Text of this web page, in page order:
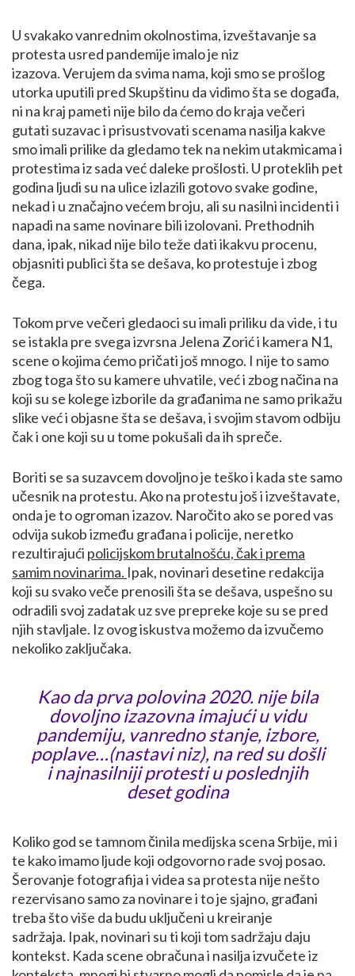
U svakako vanrednim okolnostima, izveštavanje sa
protesta usred pandemije imalo je niz
izazova.Verujem da svima nama, koji smo se prošlog
utorka uputili pred Skupštinu da vidimo šta se događa,
ni na kraj pameti nije bilo da ćemo do kraja večeri
gutati suzavac i prisustvovati scenama nasilja kakve
smo imali prilike da gledamo tek na nekim utakmicama i
protestima iz sada već daleke prošlosti. U proteklih pet
godina ljudi su na ulice izlazili gotovo svake godine,
nekad i u značajno većem broju, ali su nasilni incidenti i
napadi na same novinare bili izolovani. Prethodnih
dana, ipak, nikad nije bilo teže dati ikakvu procenu,
objasniti publici šta se dešava, ko protestuje i zbog
čega.
Tokom prve večeri gledaoci su imali priliku da vide, i tu
se istakla pre svega izvrsna Jelena Zorić i kamera N1,
scene o kojima ćemo pričati još mnogo. I nije to samo
zbog toga što su kamere uhvatile, već i zbog načina na
koji su se kolege izborile da građanima ne samo prikažu
slike već i objasne šta se dešava, i svojim stavom odbiju
čak i one koji su u tome pokušali da ih spreče.
Boriti se sa suzavcem dovoljno je teško i kada ste samo
učesnik na protestu. Ako na protestu još i izveštavate,
onda je to ogroman izazov. Naročito ako se pored vas
odvija sukob između građana i policije, neretko
rezultirajući policijskom brutalnošću, čak i prema
samim novinarima. Ipak, novinari desetine redakcija
koji su svako veče prenosili šta se dešava, uspešno su
odradili svoj zadatak uz sve prepreke koje su se pred
njih stavljale. Iz ovog iskustva možemo da izvučemo
nekoliko zaključaka.
Kao da prva polovina 2020. nije bila
dovoljno izazovna imajući u vidu
pandemiju, vanredno stanje, izbore,
poplave…(nastavi niz), na red su došli
i najnasilniji protesti u poslednjih
deset godina
Koliko god se tamnom činila medijska scena Srbije, mi i
te kako imamo ljude koji odgovorno rade svoj posao.
Šerovanje fotografija i videa sa protesta nije nešto
rezervisano samo za novinare i to je sjajno, građani
treba što više da budu uključeni u kreiranje
sadržaja. Ipak, novinari su ti koji tom sadržaju daju
kontekst. Kada scene obračuna i nasilja izvučete iz